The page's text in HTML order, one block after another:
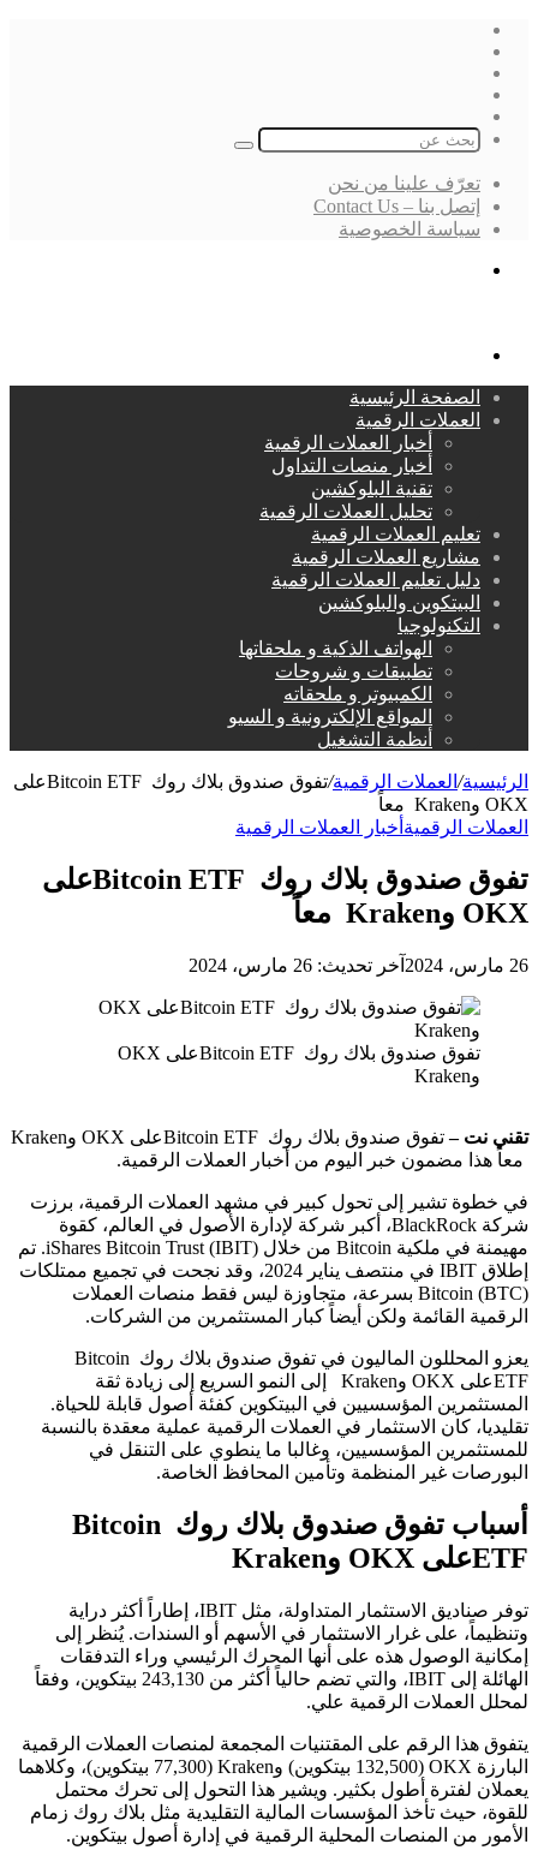
بحث
تعرّف علينا من نحن
إتصل بنا – Contact Us
سياسة الخصوصية
الصفحة الرئيسية
العملات الرقمية
أخبار العملات الرقمية
أخبار منصات التداول
تقنية البلوكشين
تحليل العملات الرقمية
تعليم العملات الرقمية
مشاريع العملات الرقمية
دليل تعليم العملات الرقمية
البيتكوين والبلوكشين
التكنولوجيا
الهواتف الذكية و ملحقاتها
تطبيقات و شروحات
الكمبيوتر و ملحقاته
المواقع الإلكترونية و السيو
أنظمة التشغيل
الرئيسية/ العملات الرقمية/
تفوق صندوق بلاك روك Bitcoin ETFعلى
OKX وKraken معاً
العملات الرقمية أخبار العملات الرقمية
تفوق صندوق بلاك روك Bitcoin ETFعلى
OKX وKraken معاً
26 مارس، 2024 آخر تحديث: 26 مارس، 2024
تفوق صندوق بلاك روك Bitcoin ETFعلى OKX
وKraken
تقني نت –
تفوق صندوق بلاك روك Bitcoin ETFعلى OKX وKraken
معاً هذا مضمون خبر اليوم من أخبار العملات الرقمية.
في خطوة تشير إلى تحول كبير في مشهد العملات الرقمية، برزت
شركة BlackRock، أكبر شركة لإدارة الأصول في العالم، كقوة
مهيمنة في ملكية Bitcoin من خلال iShares Bitcoin Trust (IBIT). تم
إطلاق IBIT في منتصف يناير 2024، وقد نجحت في تجميع ممتلكات
Bitcoin (BTC) بسرعة، متجاوزة ليس فقط منصات العملات
الرقمية القائمة ولكن أيضاً كبار المستثمرين من الشركات.
يعزو المحللون الماليون في تفوق صندوق بلاك روك Bitcoin
ETFعلى OKX وKraken إلى النمو السريع إلى زيادة ثقة
المستثمرين المؤسسيين في البيتكوين كفئة أصول قابلة للحياة.
تقليديا، كان الاستثمار في العملات الرقمية عملية معقدة بالنسبة
للمستثمرين المؤسسيين، وغالبا ما ينطوي على التنقل في
البورصات غير المنظمة وتأمين المحافظ الخاصة.
أسباب تفوق صندوق بلاك روك Bitcoin
ETFعلى OKX وKraken
توفر صناديق الاستثمار المتداولة، مثل IBIT، إطاراً أكثر دراية
وتنظيماً، على غرار الاستثمار في الأسهم أو السندات. يُنظر إلى
إمكانية الوصول هذه على أنها المحرك الرئيسي وراء التدفقات
الهائلة إلى IBIT، والتي تضم حالياً أكثر من 243,130 بيتكوين، وفقاً
لمحلل العملات الرقمية علي.
يتفوق هذا الرقم على المقتنيات المجمعة لمنصات العملات الرقمية
البارزة OKX (132,500 بيتكوين) وKraken (77,300 بيتكوين)، وكلاهما
يعملان لفترة أطول بكثير. ويشير هذا التحول إلى تحرك محتمل
للقوة، حيث تأخذ المؤسسات المالية التقليدية مثل بلاك روك زمام
الأمور من المنصات المحلية الرقمية في إدارة أصول بيتكوين.